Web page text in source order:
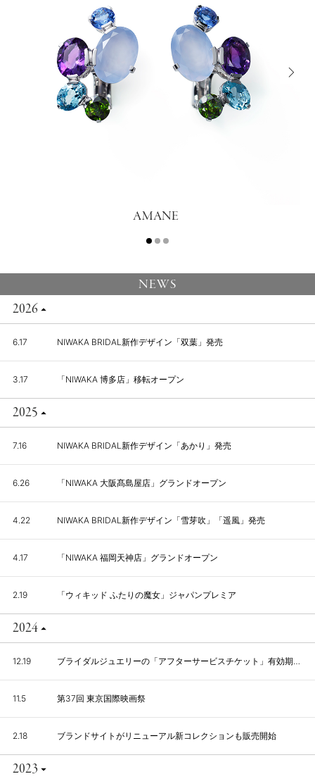
AMANE
NEWS
2026
6.17 NIWAKA BRIDAL新作デザイン「双葉」発売
3.17 「NIWAKA 博多店」移転オープン
2025
7.16 NIWAKA BRIDAL新作デザイン「あかり」発売
6.26 「NIWAKA 大阪髙島屋店」グランドオープン
4.22 NIWAKA BRIDAL新作デザイン「雪芽吹」「遥風」発売
4.17 「NIWAKA 福岡天神店」グランドオープン
2.19 「ウィキッド ふたりの魔女」ジャパンプレミア
2024
12.19
11.5 第37回 東京国際映画祭
2.18 ブランドサイトがリニューアル新コレクションも販売開始
2023